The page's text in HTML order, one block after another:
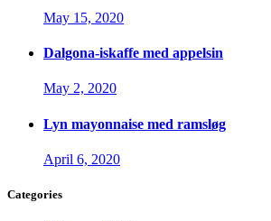
May 15, 2020
Dalgona-iskaffe med appelsin
May 2, 2020
Lyn mayonnaise med ramsløg
April 6, 2020
Categories